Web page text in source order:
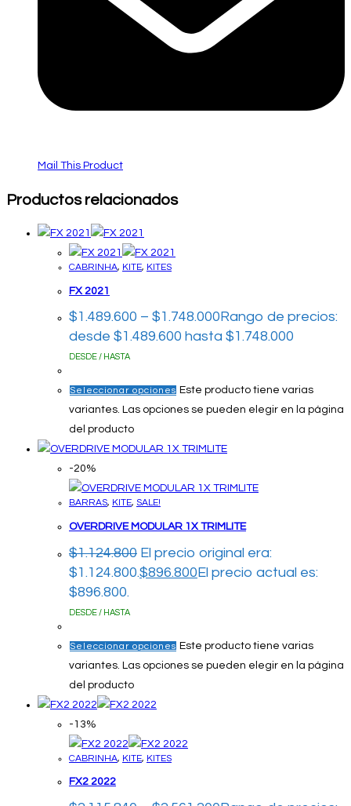
Mail This Product
Productos relacionados
CABRINHA, KITE, KITES
FX 2021
$1.489.600 – $1.748.000 Rango de precios:
desde $1.489.600 hasta $1.748.000
DESDE / HASTA
Seleccionar opciones Este producto tiene varias
variantes. Las opciones se pueden elegir en la página
del producto
-20%
BARRAS, KITE, SALE!
OVERDRIVE MODULAR 1X TRIMLITE
$1.124.800 El precio original era:
$1.124.800.$896.800El precio actual es:
$896.800.
DESDE / HASTA
Seleccionar opciones Este producto tiene varias
variantes. Las opciones se pueden elegir en la página
del producto
-13%
CABRINHA, KITE, KITES
FX2 2022